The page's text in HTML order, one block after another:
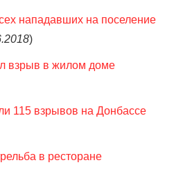
нападавших на поселение
)
взрыв в жилом доме
115 взрывов на Донбассе
в ресторане